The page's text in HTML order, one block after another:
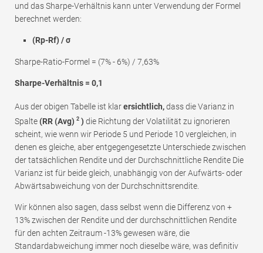
und das Sharpe-Verhältnis kann unter Verwendung der Formel
berechnet werden:
(Rp-Rf) / σ
Sharpe-Ratio-Formel = (7% - 6%) / 7,63%
Sharpe-Verhältnis = 0,1
Aus der obigen Tabelle ist klarersichtlich, dass die Varianz in
Spalte(RR (Avg) 2 ) die Richtung der Volatilität zu ignorieren
scheint, wie wenn wir Periode 5 und Periode 10 vergleichen, in
denen es gleiche, aber entgegengesetzte Unterschiede zwischen
der tatsächlichen Rendite und der Durchschnittliche Rendite Die
Varianz ist für beide gleich, unabhängig von der Aufwärts- oder
Abwärtsabweichung von der Durchschnittsrendite.
Wir können also sagen, dass selbst wenn die Differenz von +
13% zwischen der Rendite und der durchschnittlichen Rendite
für den achten Zeitraum -13% gewesen wäre, die
Standardabweichung immer noch dieselbe wäre, was definitiv